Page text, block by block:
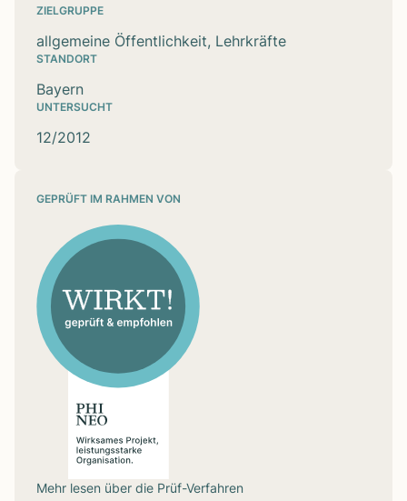
ZIELGRUPPE
allgemeine Öffentlichkeit, Lehrkräfte
STANDORT
Bayern
UNTERSUCHT
12/2012
GEPRÜFT IM RAHMEN VON
Mehr lesen über die Prüf-Verfahren